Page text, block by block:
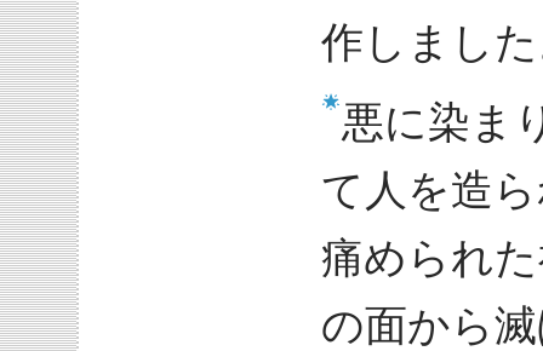
作しまし
悪に染ま
て人を造
痛められ
の面から